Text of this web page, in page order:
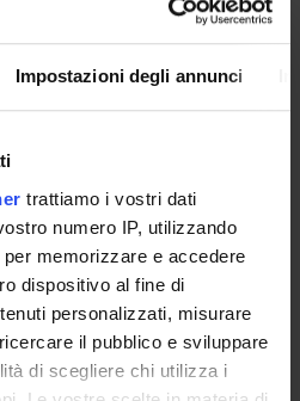
Impostazioni degli annunci
trattiamo i vostri dati
numero IP, utilizzando
memorizzare e accedere
dispositivo al fine di
personalizzati, misurare
il pubblico e sviluppare
di scegliere chi utilizza i
to teaching Ciclo
POSTGRADUATE